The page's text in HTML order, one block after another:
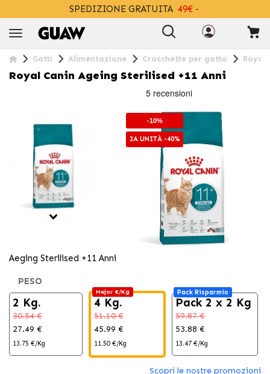
SPEDIZIONE GRATUITA 49€ -
Gatti Alimentazione Crocchette per gatto Royal
Royal Canin Ageing Sterilised +11 Anni
-10%
2A UNITÀ -40%
Aeging Sterilised +11 Anni
PESO
2 Kg.
30.54 €
27.49 €
13.75 €/Kg
Mejor €/Kg
4 Kg.
51.10 €
45.99 €
11.50 €/Kg
Pack Risparmio
Pack 2 x 2 Kg
59.87 €
53.88 €
13.47 €/Kg
Scopri le nostre promozioni